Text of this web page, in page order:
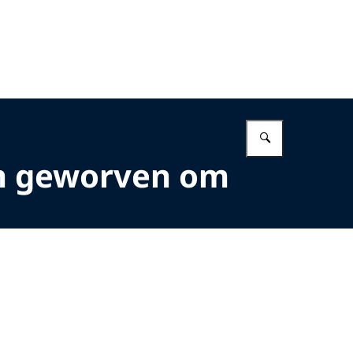
geworven om